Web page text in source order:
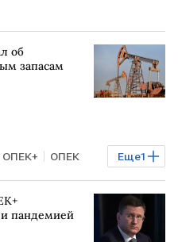
об
запасам
Еще1
ОПЕК+ ОПЕК
пандемией